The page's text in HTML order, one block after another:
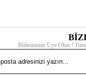
Bültenimize Üye Olun !